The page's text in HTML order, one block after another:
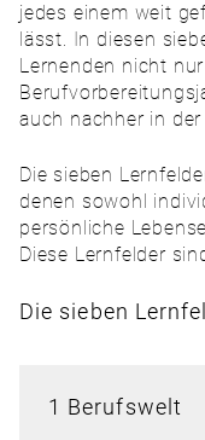
jedes einem weit
lässt. In diesen
Lernenden nicht
auch nachher in
Die sieben
denen sowohl
persönliche
Diese Lernfelder
Die sieben
1 Berufswelt